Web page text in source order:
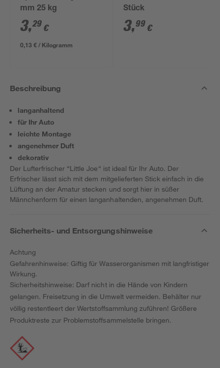
mm 25 kg
3,29 €
0,13 € / Kilogramm
Stück
3,99 €
Beschreibung
langanhaltend
für Ihr Auto
leichte Montage
angenehmer Duft
dekorativ
Der Lufterfrischer “Little Joe“ ist ideal für Ihr Auto. Der
Erfrischer lässt sich mit dem mitgelieferten Stick einfach in die
Lüftung an der Amatur stecken und sorgt hier in süßer
Männchenform für einen langanhaltenden, angenehmen Duft.
Sicherheits- und Entsorgungshinweise
Achtung
Gefahrenhinweise: Giftig für Wasserorganismen mit langfristiger
Wirkung.
Sicherheitshinweise: Darf nicht in die Hände von Kindern
gelangen. Freisetzung in die Umwelt vermeiden. Behälter nur
völlig restentleert der Wertstoffsammlung zuführen! Größere
Produktreste zur Problemstoffsammelstelle bringen.